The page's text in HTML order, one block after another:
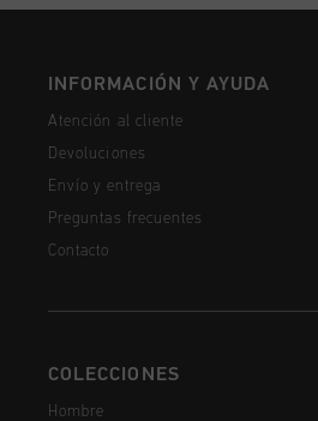
INFORMACIÓN Y AYUDA
Atención al cliente
Devoluciones
Envío y entrega
Preguntas frecuentes
Contacto
COLECCIONES
Hombre